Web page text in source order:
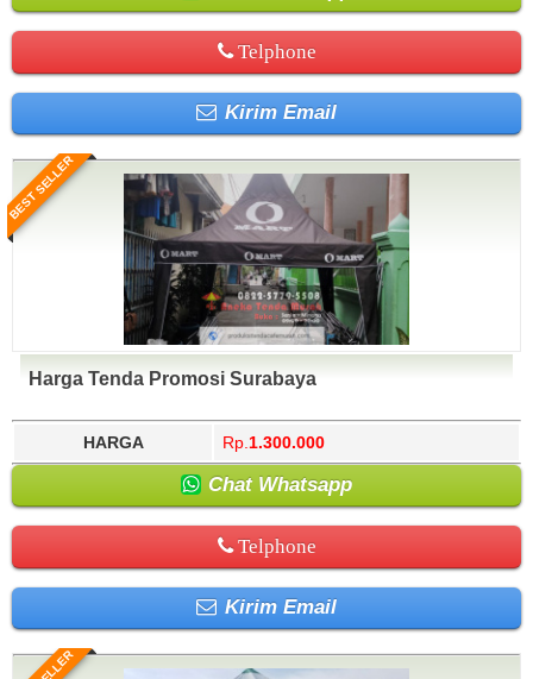
Telphone
Kirim Email
BEST SELLER
Harga Tenda Promosi Surabaya
HARGA Rp. 1.300.000
Chat Whatsapp
Telphone
Kirim Email